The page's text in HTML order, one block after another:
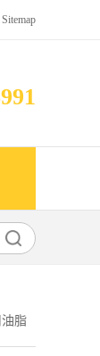
Sitemap
脂